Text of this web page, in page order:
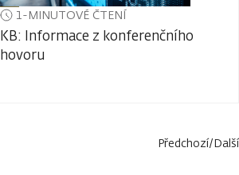
1-MINUTOVÉ ČTENÍ
KB: Informace z konferenčního
hovoru
Předchozí/Další